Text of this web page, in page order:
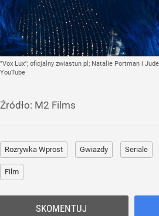
"Vox Lux"; oficjalny zwiastun pl; Natalie Portman i
YouTube
Źródło: M2 Films
Rozrywka Wprost Gwiazdy Seriale
Film
SKOMENTUJ